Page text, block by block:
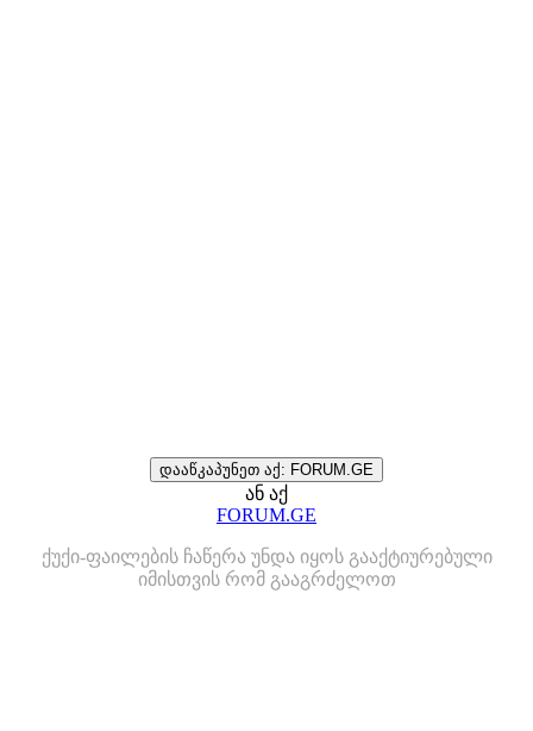
დააწკაპუნეთ აქ: FORUM.GE
ან აქ
FORUM.GE
ქუქი-ფაილების ჩაწერა უნდა იყოს გააქტიურებული
იმისთვის რომ გააგრძელოთ